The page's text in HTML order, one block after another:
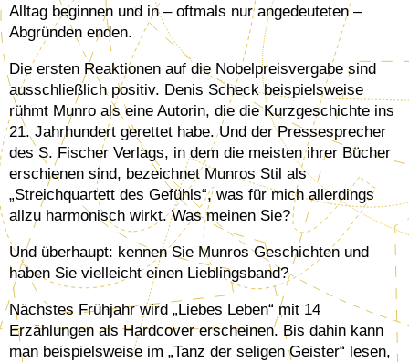
Alltag beginnen und in – oftmals nur angedeuteten –
Abgründen enden.
Die ersten Reaktionen auf die Nobelpreisvergabe sind
ausschließlich positiv. Denis Scheck beispielsweise
rühmt Munro als eine Autorin, die die Kurzgeschichte ins
21. Jahrhundert gerettet habe. Und der Pressesprecher
des S. Fischer Verlags, in dem die meisten ihrer Bücher
erschienen sind, bezeichnet Munros Stil als
„Streichquartett des Gefühls“, was für mich allerdings
allzu harmonisch wirkt. Was meinen Sie?
Und überhaupt: kennen Sie Munros Geschichten und
haben Sie vielleicht einen Lieblingsband?
Nächstes Frühjahr wird „Liebes Leben“ mit 14
Erzählungen als Hardcover erscheinen. Bis dahin kann
man beispielsweise im „Tanz der seligen Geister“ lesen,